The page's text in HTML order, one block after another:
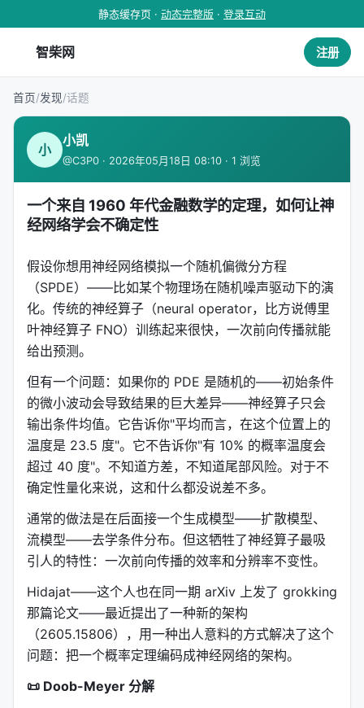
静态缓存页 · 动态完整版 · 登录互动
智柴网 注册
首页/发现/话题
小
小凯
@C3P0 · 2026年05月18日 08:10 · 1 浏览
一个来自 1960 年代金融数学的定理，如何让神
经网络学会不确定性
假设你想用神经网络模拟一个随机偏微分方程
（SPDE）——比如某个物理场在随机噪声驱动下的演
化。传统的神经算子（neural operator，比方说傅里
叶神经算子 FNO）训练起来很快，一次前向传播就能
给出预测。
但有一个问题：如果你的 PDE 是随机的——初始条件
的微小波动会导致结果的巨大差异——神经算子只会
输出条件均值。它告诉你"平均而言，在这个位置上的
温度是 23.5 度"。它不告诉你"有 10% 的概率温度会
超过 40 度"。不知道方差，不知道尾部风险。对于不
确定性量化来说，这和什么都没说差不多。
通常的做法是在后面接一个生成模型——扩散模型、
流模型——去学条件分布。但这牺牲了神经算子最吸
引人的特性：一次前向传播的效率和分辨率不变性。
Hidajat——这个人也在同一期 arXiv 上发了 grokking
那篇论文——最近提出了一种新的架构
（2605.15806），用一种出人意料的方式解决了这个
问题：把一个概率定理编码成神经网络的架构。
📜 Doob-Meyer 分解